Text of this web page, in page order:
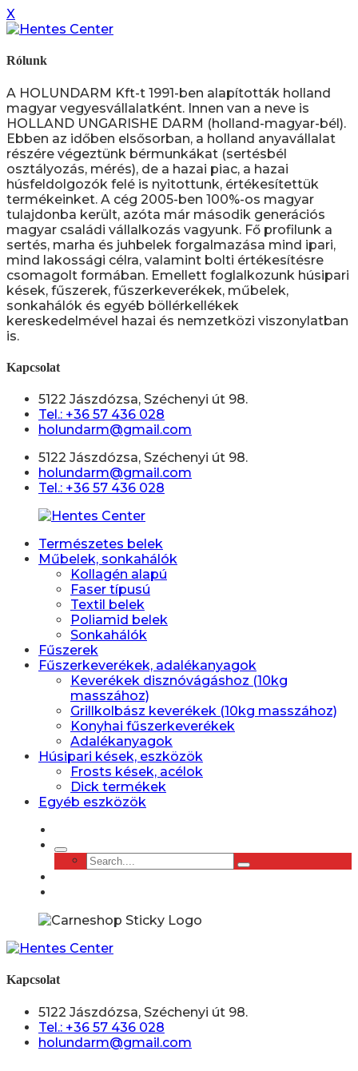
X
Rólunk
A HOLUNDARM Kft-t 1991-ben alapították holland
magyar vegyesvállalatként. Innen van a neve is
HOLLAND UNGARISHE DARM (holland-magyar-bél).
Ebben az időben elsősorban, a holland anyavállalat
részére végeztünk bérmunkákat (sertésbél
osztályozás, mérés), de a hazai piac, a hazai
húsfeldolgozók felé is nyitottunk, értékesítettük
termékeinket. A cég 2005-ben 100%-os magyar
tulajdonba került, azóta már második generációs
magyar családi vállalkozás vagyunk. Fő profilunk a
sertés, marha és juhbelek forgalmazása mind ipari,
mind lakossági célra, valamint bolti értékesítésre
csomagolt formában. Emellett foglalkozunk húsipari
kések, fűszerek, fűszerkeverékek, műbelek,
sonkahálók és egyéb böllérkellékek
kereskedelmével hazai és nemzetközi viszonylatban
is.
Kapcsolat
5122 Jászdózsa, Széchenyi út 98.
Tel.: +36 57 436 028
holundarm@gmail.com
5122 Jászdózsa, Széchenyi út 98.
holundarm@gmail.com
Tel.: +36 57 436 028
Természetes belek
Műbelek, sonkahálók
Kollagén alapú
Faser típusú
Textil belek
Poliamid belek
Sonkahálók
Fűszerek
Fűszerkeverékek, adalékanyagok
Keverékek disznóvágáshoz (10kg
masszához)
Grillkolbász keverékek (10kg masszához)
Konyhai fűszerkeverékek
Adalékanyagok
Húsipari kések, eszközök
Frosts kések, acélok
Dick termékek
Egyéb eszközök
Kapcsolat
5122 Jászdózsa, Széchenyi út 98.
Tel.: +36 57 436 028
holundarm@gmail.com